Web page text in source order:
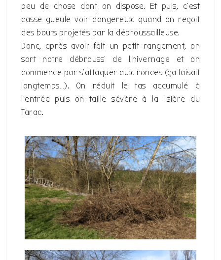
peu de chose dont on dispose. Et puis, c’est
casse gueule voir dangereux quand on reçoit
des bouts projetés par la débroussailleuse.
Donc, après avoir fait un petit rangement, on
sort notre débrouss’ de l’hivernage et on
commence par s’attaquer aux ronces (ça faisait
longtemps…). On réduit le tas accumulé à
l’entrée puis on taille sévère à la lisière du
Tarac.